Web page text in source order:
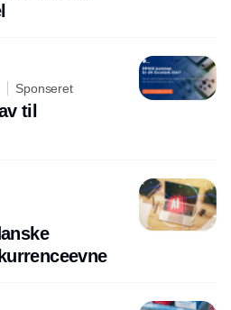
Sponseret
til